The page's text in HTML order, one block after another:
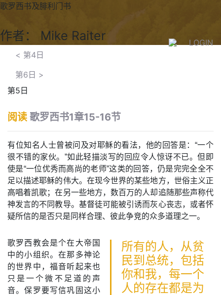
LOGIN
歌罗西书及腓利门书
作者： Mike Raiter
< 第4日
第6日 >
第5日
阅读 歌罗西书1章15-16节
有位知名人士曾被问及对耶稣的看法，他的回答是：“一个
很不错的家伙。”如此轻描淡写的回应令人惊讶不已。但即
使是“一位优秀而高尚的老师”这类的回答，仍是完完全全不
足以描述耶稣的伟大。在现今世界的某些地方，世俗主义正
高唱着凯歌；在另一些地方，数百万的人却追随那些声称代
神发言的不同教导。基督徒可能被引诱而灰心丧志，或者怀
疑所信的是否只是同样合理、彼此争竞的众多道理之一。
所有的人，从贫
民到总统，包括
你和我，每一个
人的存在都是为
歌罗西教会是个在大帝国
中的小组织。在那多神论
的世界中，福音听起来也
只是一个微不足道的声
音。保罗要写信巩固这小